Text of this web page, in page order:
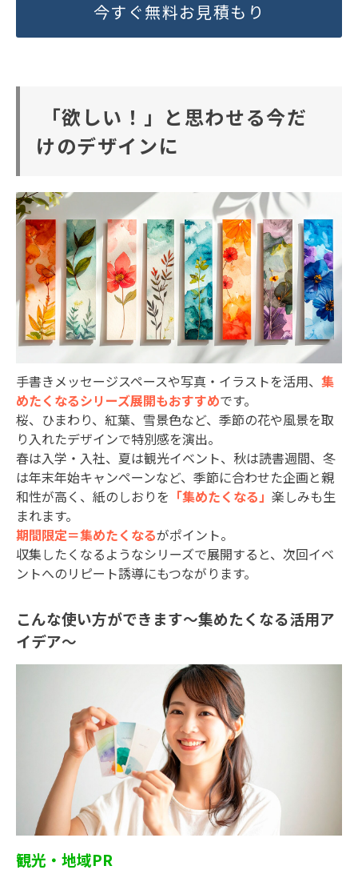
今すぐ無料お見積もり
「欲しい！」と思わせる今だ
けのデザインに
手書きメッセージスペースや写真・イラストを活用、 集
めたくなるシリーズ展開もおすすめです。
桜、ひまわり、紅葉、雪景色など、季節の花や風景を取
り入れたデザインで特別感を演出。
春は入学・入社、夏は観光イベント、秋は読書週間、冬
は年末年始キャンペーンなど、季節に合わせた企画と親
和性が高く、紙のしおりを 「集めたくなる」 楽しみも生
まれます。
期間限定＝集めたくなるがポイント。
収集したくなるようなシリーズで展開すると、次回イベ
ントへのリピート誘導にもつながります。
こんな使い方ができます～集めたくなる活用ア
イデア～
観光・地域PR